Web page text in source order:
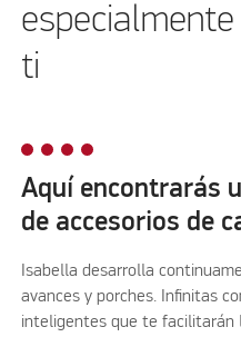
ti
Aquí encontrarás
de accesorios de
Isabella desarrolla
avances y porches. Infinitas
inteligentes que te facilitarán